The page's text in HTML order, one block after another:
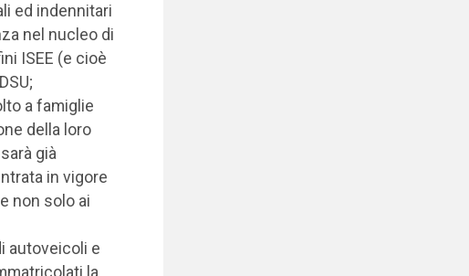
ed indennitari
nel nucleo di
ISEE (e cioè
a famiglie
della loro
già
in vigore
non solo ai
autoveicoli e
la